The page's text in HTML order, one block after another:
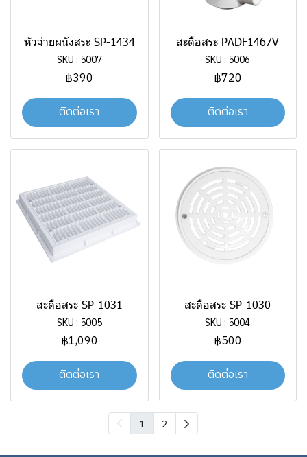
หัวจ่ายผนังสระ SP-1434
SKU : 5007
฿390
ติดต่อเรา
สะดือสระ PADF1467V
SKU : 5006
฿720
ติดต่อเรา
สะดือสระ SP-1031
SKU : 5005
฿1,090
ติดต่อเรา
สะดือสระ SP-1030
SKU : 5004
฿500
ติดต่อเรา
1 2